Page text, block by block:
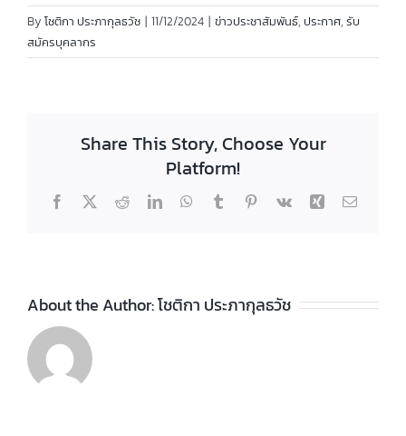
By โชติกา ประภากุลธวัช | 11/12/2024 | ข่าวประชาสัมพันธ์, ประกาศ, รับ
สมัครบุคลากร
Share This Story, Choose Your
Platform!
Facebook
X RedditLinkedInWhatsApp
TumblrPinterest
Vk Xing Email
About the Author:โชติกา ประภากุลธวัช